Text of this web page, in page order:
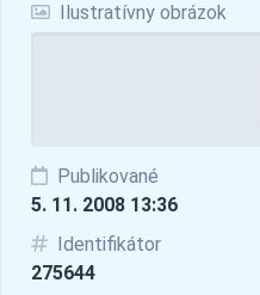
Ilustratívny obrázok
Publikované
5. 11. 2008 13:36
Identifikátor
275644